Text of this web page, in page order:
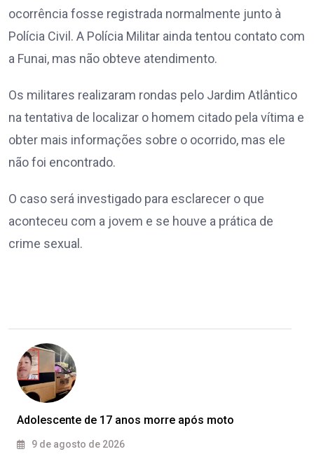
ocorrência fosse registrada normalmente junto à
Polícia Civil. A Polícia Militar ainda tentou contato com
a Funai, mas não obteve atendimento.
Os militares realizaram rondas pelo Jardim Atlântico
na tentativa de localizar o homem citado pela vítima e
obter mais informações sobre o ocorrido, mas ele
não foi encontrado.
O caso será investigado para esclarecer o que
aconteceu com a jovem e se houve a prática de
crime sexual.
Adolescente de 17 anos morre após moto
9 de agosto de 2026